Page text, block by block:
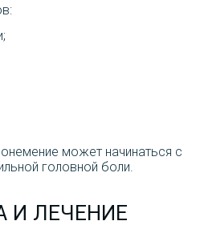
может начинаться с
головной боли.
И ЛЕЧЕНИЕ